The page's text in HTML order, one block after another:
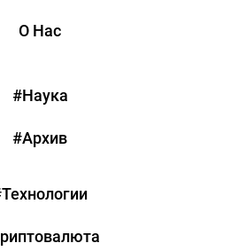
О Нас
#Наука
#Архив